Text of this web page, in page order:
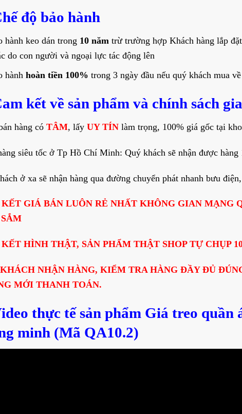
độ bảo hành
hành keo dán trong 10 năm trừ trường hợp Khách hàng lắp
do con người và ngoại lực tác động lên
hành hoàn tiền 100% trong 3 ngày đầu nếu quý khách mua
kết về sản phẩm và chính sách
hàng có TÂM, lấy UY TÍN làm trọng, 100% giá gốc tại kho
siêu tốc ở Tp Hồ Chí Minh: Quý khách sẽ nhận được hàng
ở xa sẽ nhận hàng qua đường chuyển phát nhanh bưu
GIÁ BÁN LUÔN RẺ NHẤT KHÔNG GIAN MẠNG
HÌNH THẬT, SẢN PHẨM THẬT SHOP TỰ CHỤP
NHẬN HÀNG, KIỂM TRA HÀNG ĐẦY ĐỦ
MỚI THANH TOÁN.
thực tếsản phẩm Giá treo quần
minh (Mã QA10.2)